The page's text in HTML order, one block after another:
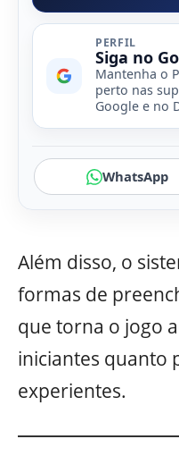
PERFIL
Siga no
Mantenha o
perto nas
Google e no
WhatsApp
Além disso, o
formas de
que torna o jogo
iniciantes quanto
experientes.